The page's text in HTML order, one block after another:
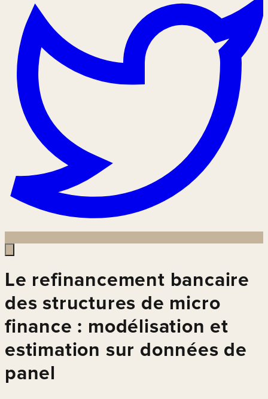
Le refinancement bancaire
des structures de micro
finance : modélisation et
estimation sur données de
panel